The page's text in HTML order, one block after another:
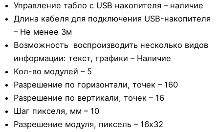
Управление табло с USB накопителя – наличие
Длина кабеля для подключения USB-накопителя
– Не менее 3м
Возможность воспроизводить несколько видов
информации: текст, графики – Наличие
Кол-во модулей – 5
Разрешение по горизонтали, точек – 160
Разрешение по вертикали, точек – 16
Шаг пикселя, мм – 10
Разрешение модуля, пиксель – 16х32